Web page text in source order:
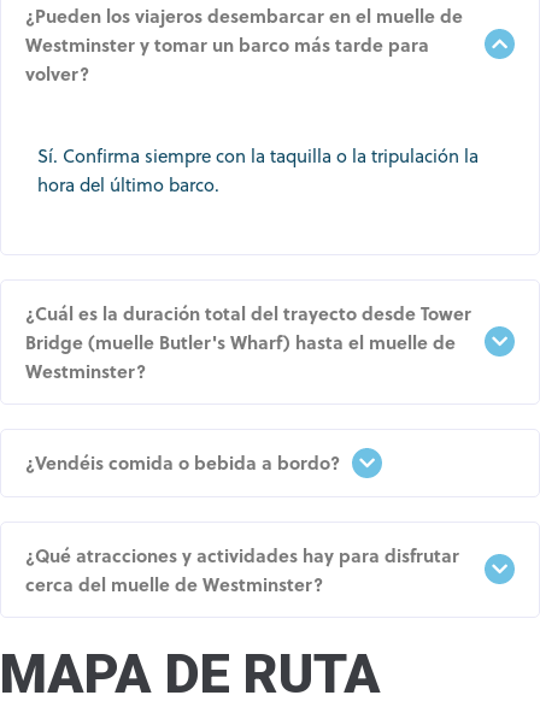
¿Pueden los viajeros desembarcar en el muelle de
Westminster y tomar un barco más tarde para
volver?
Sí. Confirma siempre con la taquilla o la tripulación la
hora del último barco.
¿Cuál es la duración total del trayecto desde Tower
Bridge (muelle Butler's Wharf) hasta el muelle de
Westminster?
¿Vendéis comida o bebida a bordo?
¿Qué atracciones y actividades hay para disfrutar
cerca del muelle de Westminster?
MAPA DE RUTA